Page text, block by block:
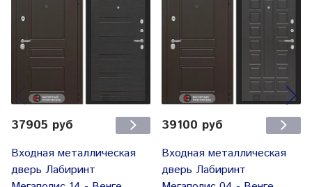
37905 руб
Входная металлическая
дверь Лабиринт
39100 руб
Входная металлическая
дверь Лабиринт